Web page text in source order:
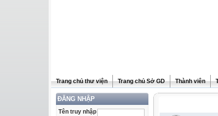
Trang chủ thư viện Trang chủ Sở GD Thành viên
ĐĂNG NHẬP
Tên truy nhập